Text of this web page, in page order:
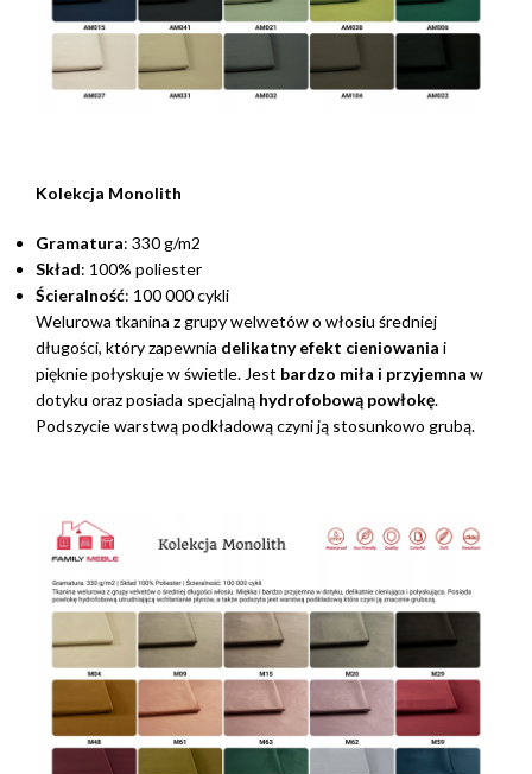
Kolekcja Monolith
Gramatura: 330 g/m2
Skład: 100% poliester
Ścieralność: 100 000 cykli
Welurowa tkanina z grupy welwetów o włosiu średniej
długości, który zapewnia delikatny efekt cieniowania i
pięknie połyskuje w świetle. Jest bardzo miła i przyjemna w
dotyku oraz posiada specjalną hydrofobową powłokę.
Podszycie warstwą podkładową czyni ją stosunkowo grubą.